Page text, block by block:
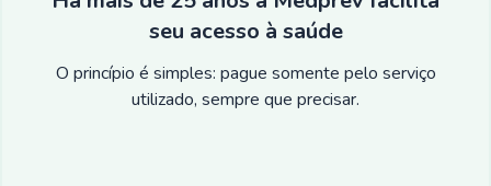
seu acesso à saúde
O princípio é simples: pague somente pelo serviço
utilizado, sempre que precisar.